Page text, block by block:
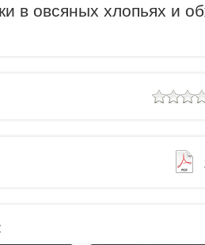
в овсяных хлопьях и